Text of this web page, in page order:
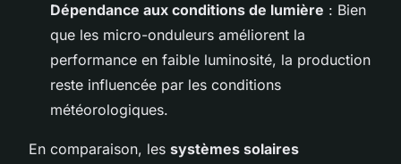
Dépendance aux conditions de lumière : Bien
que les micro-onduleurs améliorent la
performance en faible luminosité, la production
reste influencée par les conditions
météorologiques.
En comparaison, les systèmes solaires